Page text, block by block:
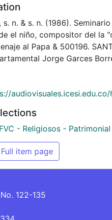
s. n. & s. n. (1986).
el niño, compositor del la
al Papa & 500196.
Jorge Garces
- Religiosos - Patrimonial
Full item page
122-135